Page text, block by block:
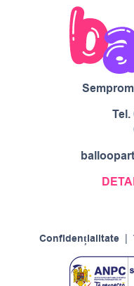
Tel.
Confidențialitate